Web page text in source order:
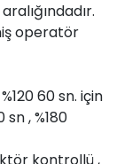
operatör
60 sn. için
, %180